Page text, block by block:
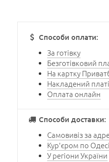
Способи оплати:
За готівку
Безготівковий
На картку
Накладений
Оплата онлайн
Способи доставки:
Самовивіз за
Кур'єром по Одесі
У регіони України